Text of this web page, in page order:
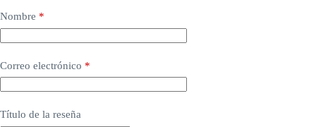
Nombre *
Correo electrónico *
Título de la reseña